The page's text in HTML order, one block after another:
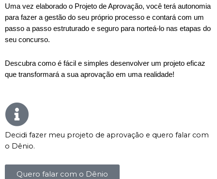
Uma vez elaborado o Projeto de Aprovação, você terá autonomia
para fazer a gestão do seu próprio processo e contará com um
passo a passo estruturado e seguro para norteá-lo nas etapas do
seu concurso.
Descubra como é fácil e simples desenvolver um projeto eficaz
que transformará a sua aprovação em uma realidade!
Decidi fazer meu projeto de aprovação e quero falar com
o Dênio.
Quero falar com o Dênio